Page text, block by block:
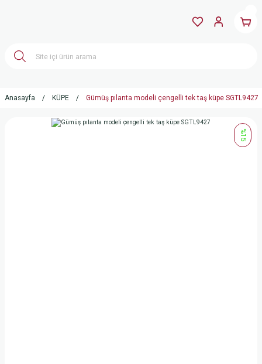
Anasayfa KÜPE Gümüş pılanta modeli çengelli tek taş küpe SGTL9427
%15